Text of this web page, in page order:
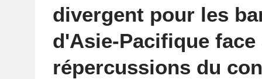
divergent pour les
d'Asie-Pacifique face
répercussions du